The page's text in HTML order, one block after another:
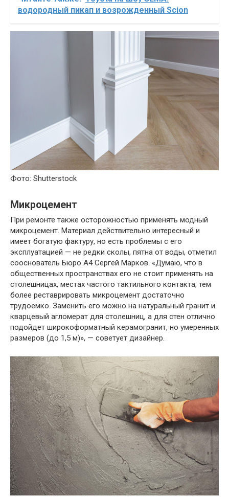
водородный пикап и возрожденный Scion
Фото: Shutterstock
Микроцемент
При ремонте также осторожностью применять модный
микроцемент. Материал действительно интересный и
имеет богатую фактуру, но есть проблемы с его
эксплуатацией — не редки сколы, пятна от воды, отметил
сооснователь Бюро А4 Сергей Марков. «Думаю, что в
общественных пространствах его не стоит применять на
столешницах, местах частого тактильного контакта, тем
более реставрировать микроцемент достаточно
трудоемко. Заменить его можно на натуральный гранит и
кварцевый агломерат для столешниц, а для стен отлично
подойдет широкоформатный керамогранит, но умеренных
размеров (до 1,5 м)», — советует дизайнер.